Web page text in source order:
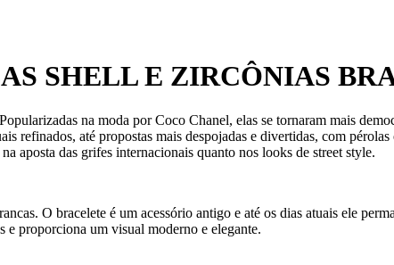
SHELL E ZIRCÔNIAS
na moda por Coco Chanel, elas se tornaram mais
refinados, até propostas mais despojadas e divertidas, com
aposta das grifes internacionais quanto nos looks de street style.
O bracelete é um acessório antigo e até os dias atuais ele
e proporciona um visual moderno e elegante.